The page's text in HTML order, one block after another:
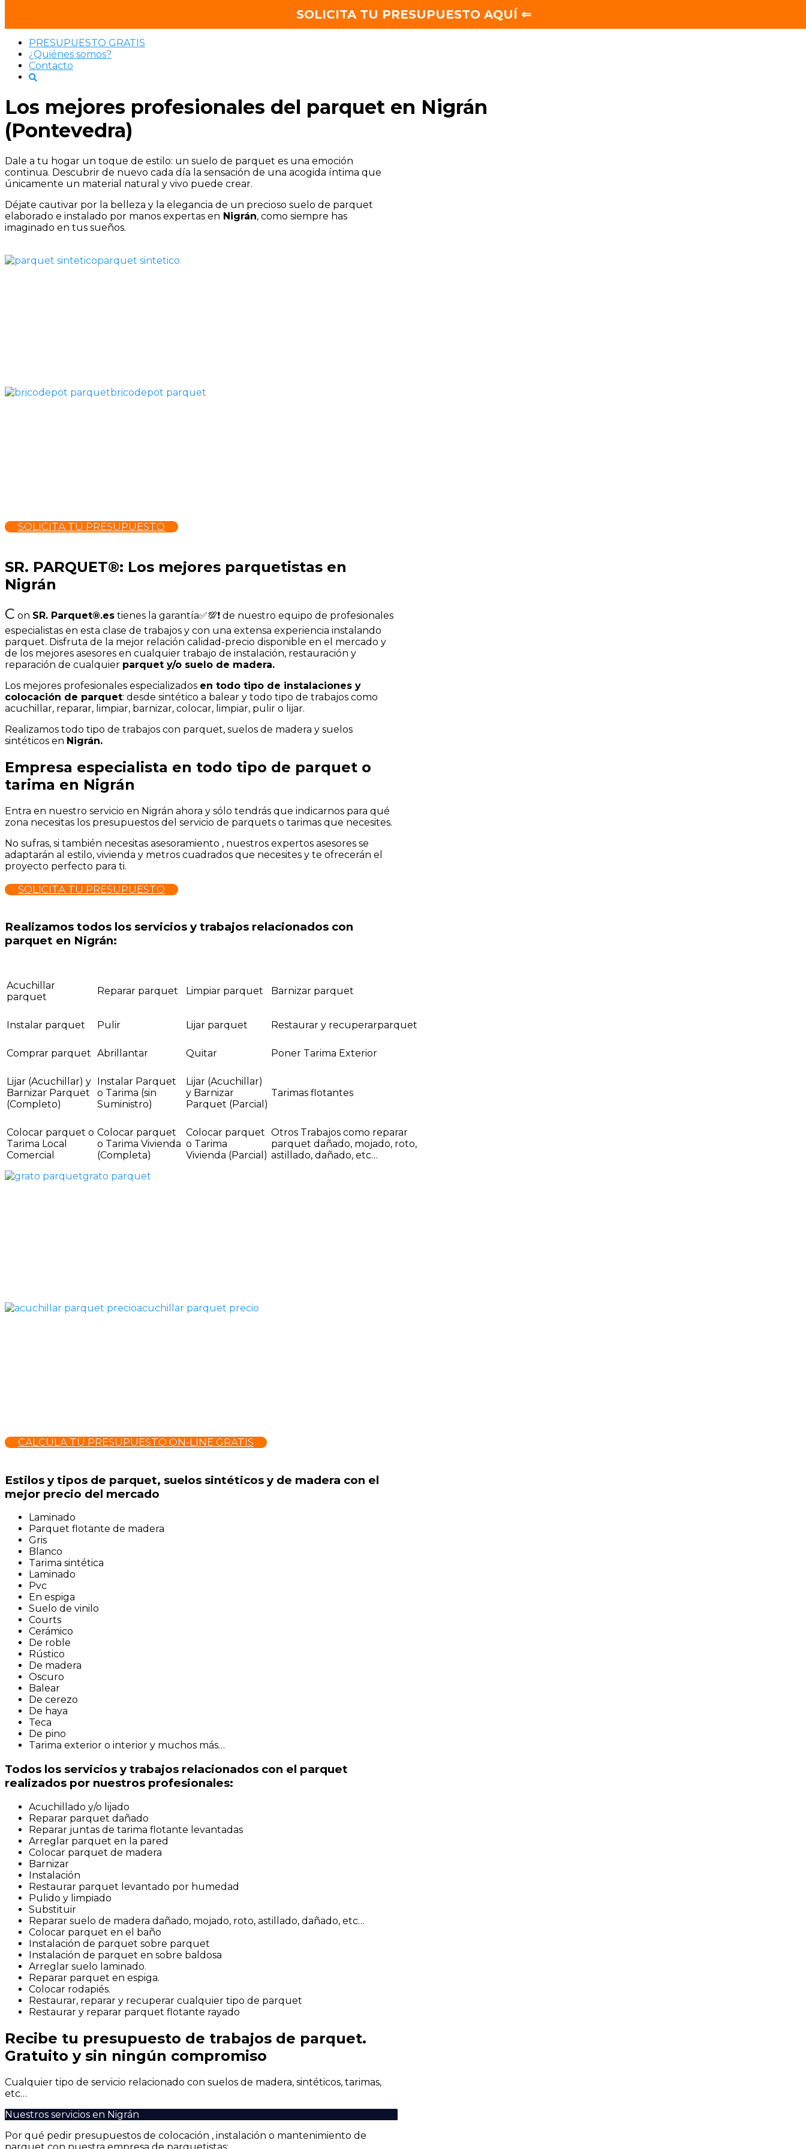
PRESUPUESTO GRATIS
¿Quiénes somos?
Contacto
Los mejores profesionales del parquet en Nigrán
(Pontevedra)
Dale a tu hogar un toque de estilo: un suelo de parquet es una emoción
continua. Descubrir de nuevo cada día la sensación de una acogida íntima que
únicamente un material natural y vivo puede crear.
Déjate cautivar por la belleza y la elegancia de un precioso suelo de parquet
elaborado e instalado por manos expertas en Nigrán, como siempre has
imaginado en tus sueños.
parquet sintetico
bricodepot parquet
SOLICITA TU PRESUPUESTO
SR. PARQUET®: Los mejores parquetistas en
Nigrán
C on SR. Parquet®.es tienes la garantía✅💯❗ de nuestro equipo de profesionales
especialistas en esta clase de trabajos y con una extensa experiencia instalando
parquet. Disfruta de la mejor relación calidad-precio disponible en el mercado y
de los mejores asesores en cualquier trabajo de instalación, restauración y
reparación de cualquier parquet y/o suelo de madera.
Los mejores profesionales especializados en todo tipo de instalaciones y
colocación de parquet: desde sintético a balear y todo tipo de trabajos como
acuchillar, reparar, limpiar, barnizar, colocar, limpiar, pulir o lijar.
Realizamos todo tipo de trabajos con parquet, suelos de madera y suelos
sintéticos en Nigrán.
Empresa especialista en todo tipo de parquet o
tarima en Nigrán
Entra en nuestro servicio en Nigrán ahora y sólo tendrás que indicarnos para qué
zona necesitas los presupuestos del servicio de parquets o tarimas que necesites.
No sufras, si también necesitas asesoramiento , nuestros expertos asesores se
adaptarán al estilo, vivienda y metros cuadrados que necesites y te ofrecerán el
proyecto perfecto para ti.
SOLICITA TU PRESUPUESTO
Realizamos todos los servicios y trabajos relacionados con
parquet en Nigrán:
Acuchillar
parquet
Reparar parquet Limpiar parquet Barnizar parquet
Instalar parquet Pulir Lijar parquet Restaurar y recuperarparquet
Comprar parquet Abrillantar Quitar Poner Tarima Exterior
Lijar (Acuchillar) y
Barnizar Parquet
(Completo)
Instalar Parquet
o Tarima (sin
Suministro)
Lijar (Acuchillar)
y Barnizar
Parquet (Parcial)
Tarimas flotantes
Colocar parquet o
Tarima Local
Comercial
Colocar parquet
o Tarima Vivienda
(Completa)
Colocar parquet
o Tarima
Vivienda (Parcial)
Otros Trabajos como reparar
parquet dañado, mojado, roto,
astillado, dañado, etc…
grato parquet
acuchillar parquet precio
CALCULA TU PRESUPUESTO ON-LINE GRATIS
Estilos y tipos de parquet, suelos sintéticos y de madera con el
mejor precio del mercado
Laminado
Parquet flotante de madera
Gris
Blanco
Tarima sintética
Laminado
Pvc
En espiga
Suelo de vinilo
Courts
Cerámico
De roble
Rústico
De madera
Oscuro
Balear
De cerezo
De haya
Teca
De pino
Tarima exterior o interior y muchos más…
Todos los servicios y trabajos relacionados con el parquet
realizados por nuestros profesionales:
Acuchillado y/o lijado
Reparar parquet dañado
Reparar juntas de tarima flotante levantadas
Arreglar parquet en la pared
Colocar parquet de madera
Barnizar
Instalación
Restaurar parquet levantado por humedad
Pulido y limpiado
Substituir
Reparar suelo de madera dañado, mojado, roto, astillado, dañado, etc…
Colocar parquet en el baño
Instalación de parquet sobre parquet
Instalación de parquet en sobre baldosa
Arreglar suelo laminado.
Reparar parquet en espiga.
Colocar rodapiés.
Restaurar, reparar y recuperar cualquier tipo de parquet
Restaurar y reparar parquet flotante rayado
Recibe tu presupuesto de trabajos de parquet.
Gratuito y sin ningún compromiso
Cualquier tipo de servicio relacionado con suelos de madera, sintéticos, tarimas,
etc…
Nuestros servicios en Nigrán
Por qué pedir presupuestos de colocación , instalación o mantenimiento de
parquet con nuestra empresa de parquetistas:
SOLICITA TU PRESUPUESTO AQUÍ ⇐